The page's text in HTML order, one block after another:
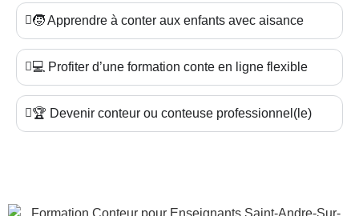
🧒 Apprendre à conter aux enfants avec aisance
💻 Profiter d’une formation conte en ligne flexible
🏆 Devenir conteur ou conteuse professionnel(le)